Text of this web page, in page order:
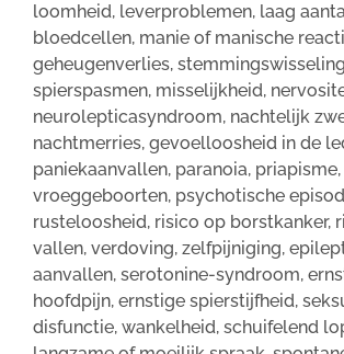
loomheid, leverproblemen, laag
bloedcellen, manie of manische
geheugenverlies,
spierspasmen, misselijkheid,
neurolepticasyndroom, nachtelijk
nachtmerries, gevoelloosheid in de
paniekaanvallen, paranoia, priapisme,
vroeggeboorten, psychotische
rusteloosheid, risico op borstkanker,
vallen, verdoving, zelfpijniging,
aanvallen, serotonine-syndroom,
hoofdpijn, ernstige spierstijfheid,
disfunctie, wankelheid, schuifelend